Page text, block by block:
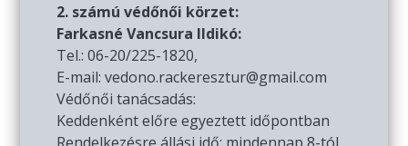
2. számú védőnői körzet:
Farkasné Vancsura Ildikó:
Tel.: 06-20/225-1820,
E-mail: vedono.rackeresztur@gmail.com
Védőnői tanácsadás:
Keddenként előre egyeztett időpontban